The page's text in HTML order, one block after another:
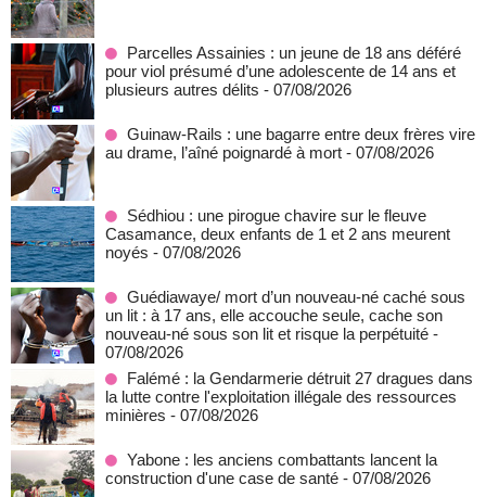
Parcelles Assainies : un jeune de 18 ans déféré
pour viol présumé d’une adolescente de 14 ans et
plusieurs autres délits - 07/08/2026
Guinaw-Rails : une bagarre entre deux frères vire
au drame, l’aîné poignardé à mort - 07/08/2026
Sédhiou : une pirogue chavire sur le fleuve
Casamance, deux enfants de 1 et 2 ans meurent
noyés - 07/08/2026
Guédiawaye/ mort d’un nouveau-né caché sous
un lit : à 17 ans, elle accouche seule, cache son
nouveau-né sous son lit et risque la perpétuité -
07/08/2026
Falémé : la Gendarmerie détruit 27 dragues dans
la lutte contre l'exploitation illégale des ressources
minières - 07/08/2026
Yabone : les anciens combattants lancent la
construction d'une case de santé - 07/08/2026